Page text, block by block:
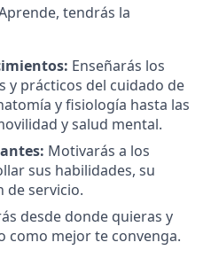
tendrás la
Enseñarás los
y prácticos del cuidado de
y fisiología hasta las
y salud mental.
Motivarás a los
sus habilidades, su
de servicio.
desde donde quieras y
como mejor te convenga.